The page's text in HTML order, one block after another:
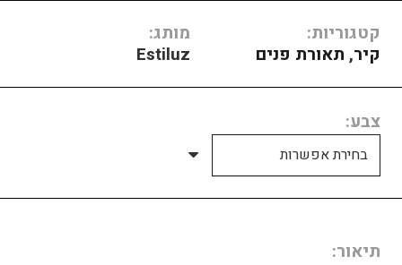
קטגוריות:
קיר, תאורת פנים
מותג:
Estiluz
צבע
תיאור